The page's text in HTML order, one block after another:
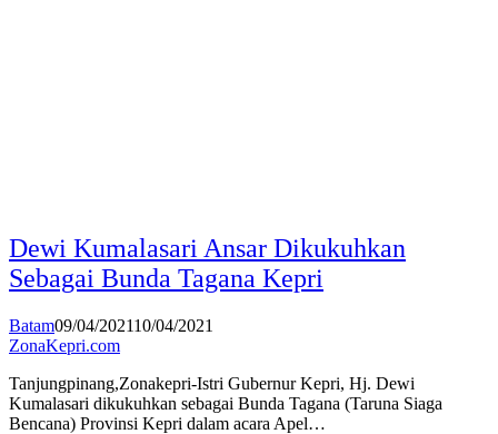
Dewi Kumalasari Ansar Dikukuhkan
Sebagai Bunda Tagana Kepri
Batam09/04/202110/04/2021
ZonaKepri.com
Tanjungpinang,Zonakepri-Istri Gubernur Kepri, Hj. Dewi
Kumalasari dikukuhkan sebagai Bunda Tagana (Taruna Siaga
Bencana) Provinsi Kepri dalam acara Apel…